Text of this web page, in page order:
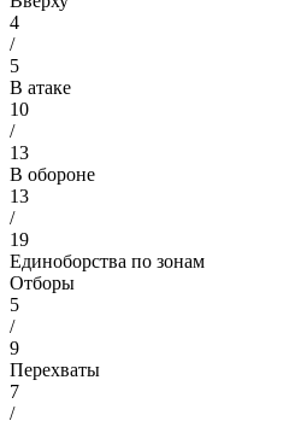
4
/
5
В атаке
10
/
13
В обороне
13
/
19
Единоборства по зонам
Отборы
5
/
9
Перехваты
7
/